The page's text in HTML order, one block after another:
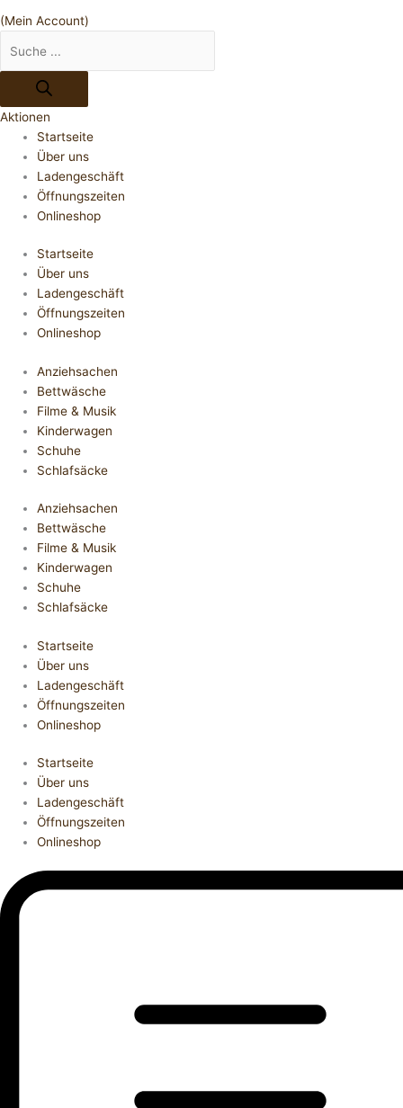
(Mein Account)
Aktionen
Startseite
Über uns
Ladengeschäft
Öffnungszeiten
Onlineshop
Startseite
Über uns
Ladengeschäft
Öffnungszeiten
Onlineshop
Anziehsachen
Bettwäsche
Filme & Musik
Kinderwagen
Schuhe
Schlafsäcke
Anziehsachen
Bettwäsche
Filme & Musik
Kinderwagen
Schuhe
Schlafsäcke
Startseite
Über uns
Ladengeschäft
Öffnungszeiten
Onlineshop
Startseite
Über uns
Ladengeschäft
Öffnungszeiten
Onlineshop